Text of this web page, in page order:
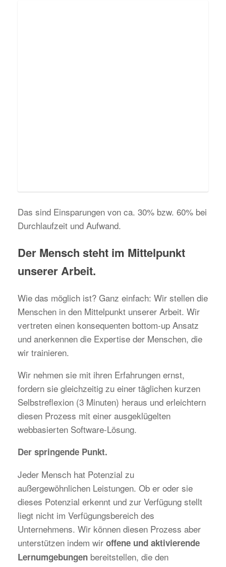
Das sind Einsparungen von ca. 30% bzw. 60% bei
Durchlaufzeit und Aufwand.
Der Mensch steht im Mittelpunkt
unserer Arbeit.
Wie das möglich ist? Ganz einfach: Wir stellen die
Menschen in den Mittelpunkt unserer Arbeit. Wir
vertreten einen konsequenten bottom-up Ansatz
und anerkennen die Expertise der Menschen, die
wir trainieren.
Wir nehmen sie mit ihren Erfahrungen ernst,
fordern sie gleichzeitig zu einer täglichen kurzen
Selbstreflexion (3 Minuten) heraus und erleichtern
diesen Prozess mit einer ausgeklügelten
webbasierten Software-Lösung.
Der springende Punkt.
Jeder Mensch hat Potenzial zu
außergewöhnlichen Leistungen. Ob er oder sie
dieses Potenzial erkennt und zur Verfügung stellt
liegt nicht im Verfügungsbereich des
Unternehmens. Wir können diesen Prozess aber
unterstützen indem wir offene und aktivierende
Lernumgebungen bereitstellen, die den